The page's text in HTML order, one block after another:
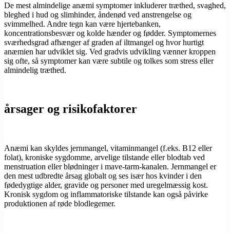
De mest almindelige anæmi symptomer inkluderer træthed, svaghed,
bleghed i hud og slimhinder, åndenød ved anstrengelse og
svimmelhed. Andre tegn kan være hjertebanken,
koncentrationsbesvær og kolde hænder og fødder. Symptomernes
sværhedsgrad afhænger af graden af iltmangel og hvor hurtigt
anæmien har udviklet sig. Ved gradvis udvikling vænner kroppen
sig ofte, så symptomer kan være subtile og tolkes som stress eller
almindelig træthed.
årsager og risikofaktorer
Anæmi kan skyldes jernmangel, vitaminmangel (f.eks. B12 eller
folat), kroniske sygdomme, arvelige tilstande eller blodtab ved
menstruation eller blødninger i mave-tarm-kanalen. Jernmangel er
den mest udbredte årsag globalt og ses især hos kvinder i den
fødedygtige alder, gravide og personer med uregelmæssig kost.
Kronisk sygdom og inflammatoriske tilstande kan også påvirke
produktionen af røde blodlegemer.